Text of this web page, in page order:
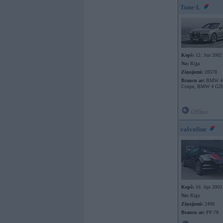
Tune-L
Kopš: 12. Jun 2002
No: Rīga
Ziņojumi: 20578
Braucu ar: BMW 4
Coupe, BMW 4
valvoline
Kopš: 16. Apr 2003
No: Rīga
Ziņojumi: 2490
Braucu ar: PP-78